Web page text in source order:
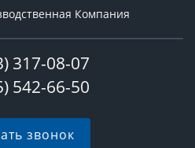
Компания
317-08-07
542-66-50
звонок